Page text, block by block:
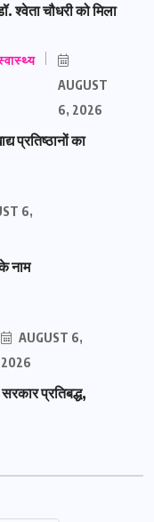
श्वेता चौधरी को मिला
AUGUST
6, 2026
प्रतिष्ठानों का
6,
नाम
AUGUST 6,
2026
प्रतिबद्ध,